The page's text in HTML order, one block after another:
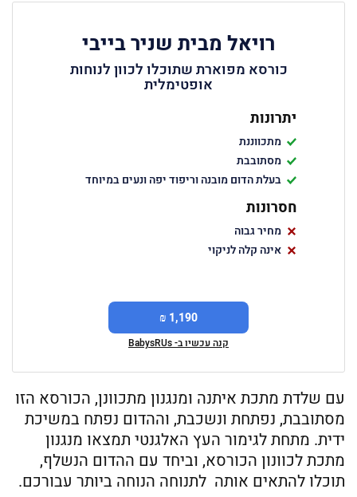
רויאל מבית שניר בייבי
כורסא מפוארת שתוכלו לכוון לנוחות
אופטימלית
יתרונות
מתכווננת
מסתובבת
בעלת הדום מובנה וריפוד יפה ונעים במיוחד
חסרונות
מחיר גבוה
אינה קלה לניקוי
1,190 ₪
קנה עכשיו ב- BabysRUs
עם שלדת מתכת איתנה ומנגנון מתכוונן, הכורסא הזו
מסתובבת, נפתחת ונשכבת, וההדום נפתח במשיכת
ידית. מתחת לגימור העץ האלגנטי תמצאו מנגנון
מתכת לכוונון הכורסא, וביחד עם ההדום הנשלף,
תוכלו להתאים אותה לתנוחה הנוחה ביותר עבורכם.